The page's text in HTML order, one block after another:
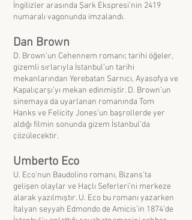
İngilizler arasında Şark Ekspresi’nin 2419
numaralı vagonunda imzalandı.
Dan Brown
D. Brown’un Cehennem romanı; tarihi öğeler,
gizemli sırlarıyla İstanbul’un tarihi
mekanlarından Yerebatan Sarnıcı, Ayasofya ve
Kapalıçarşı’yı mekan edinmiştir. D. Brown’un
sinemaya da uyarlanan romanında Tom
Hanks ve Felicity Jones’un başrollerde yer
aldığı filmin sonunda gizem İstanbul’da
çözülecektir.
Umberto Eco
U. Eco’nun Baudolino romanı, Bizans’ta
gelişen olaylar ve Haçlı Seferleri’ni merkeze
alarak yazılmıştır. U. Eco bu romanı yazarken
İtalyan seyyah Edmondo de Amicis’in 1874’de